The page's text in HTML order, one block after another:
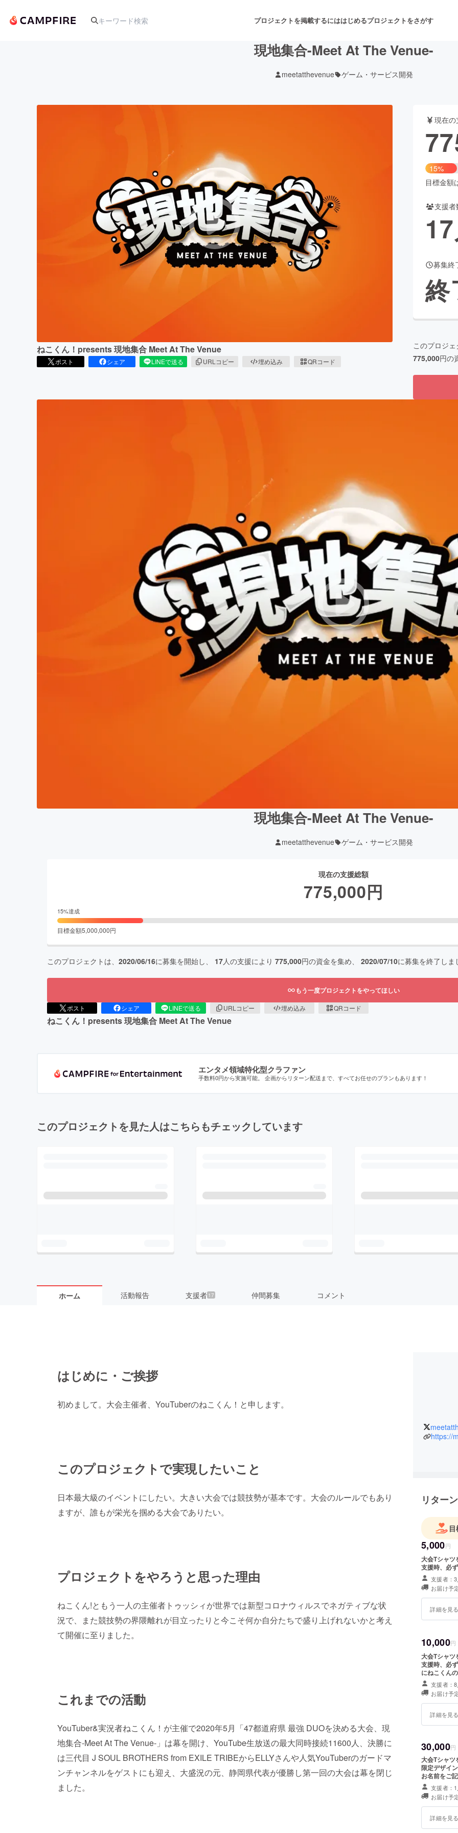
プロジェクトを掲載するにははじめるプロジェクトをさがす
舞台・パフォーマンス
テクノロジー・ガジェット
映像・映画 書籍・雑誌出版
ビジネス・起業 チャレンジ ビューティー・ヘルスケ
まちづくり・地域活性化
CAMPFIRE for Social Good
現地集合-Meet At The Venue-
meetatthevenue ゲーム・サービス開発
ねこくん！presents 現地集合 Meet At The Venue
ポスト シェア LINEで送る URLコピー 埋め込み QRコード
現在
15%
目標金額
支援者
17
募集終
終
このプロジ
775,000円の
現地集合-Meet At The Venue-
meetatthevenue ゲーム・サービス開発
現在の支援総額
775,000円
15%達成
目標金額5,000,000円
このプロジェクトは、 2020/06/16に募集を開始し、 17人の支援により 775,000円の資金を集め、 2020/07/10に募集を終了しま
もう一度プロジェクトをやってほしい
ポスト シェア LINEで送る URLコピー 埋め込み QRコード
ねこくん！presents 現地集合 Meet At The Venue
エンタメ領域特化型クラファン
手数料0円から実施可能。 企画からリターン配送まで、すべてお任せのプランもあります！
このプロジェクトを見た人はこちらもチェックしています
ホーム 活動報告 支援者 17 仲間募集 コメント
はじめに・ご挨拶
初めまして。大会主催者、YouTuberのねこくん！と申します。
このプロジェクトで実現したいこと
日本最大級のイベントにしたい。大きい大会では競技勢が基本です。大会のルールでもあり
ますが、誰もが栄光を掴める大会でありたい。
プロジェクトをやろうと思った理由
ねこくん!ともう一人の主催者トゥッシィが世界では新型コロナウィルスでネガティブな状
況で、また競技勢の界隈離れが目立ったりと今こそ何か自分たちで盛り上げれないかと考え
て開催に至りました。
これまでの活動
YouTuber&実況者ねこくん！が主催で2020年5月「47都道府県 最強 DUOを決める大会、現
地集合-Meet At The Venue-」は幕を開け、YouTube生放送の最大同時接続11600人、決勝に
は三代目 J SOUL BROTHERS from EXILE TRIBEからELLYさんや人気YouTuberのガードマ
ンチャンネルをゲストにも迎え、大盛況の元、静岡県代表が優勝し第一回の大会は幕を閉じ
ました。
https://
リター
5,000円
大会Tシャツを提供 (サイズ：S / M / L / XL) 大
支援時、必
支援者：
お届け予
詳細を見
10,000円
大会Tシャツを提供 (サイズ：S / M / L / XL) 大
支援時、必ず
にねこくん
支援者：
お届け予
詳細を見
30,000円
大会Tシャツを提供 (サイズ：S / M / L / XL) ・
限定デザイン 大会Tシャツに名前を記載 ※支援時、必ず備考欄にご
お名前をご記入ください。 大会
ハイライト
支援者：
お届け予
詳細を見